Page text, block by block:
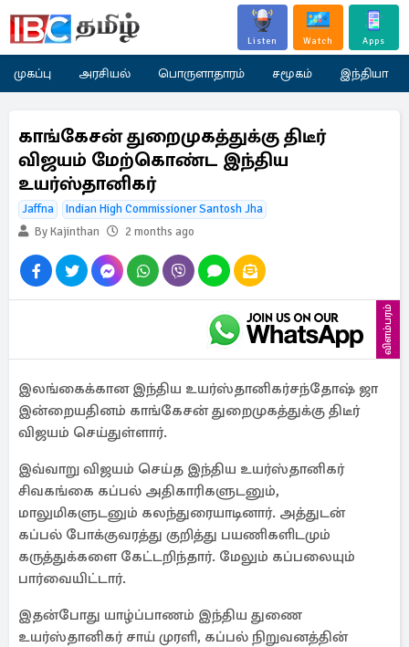
Listen Watch Apps
முகப்பு அரசியல் பொருளாதாரம் சமூகம் இந்தியா
காங்கேசன் துறைமுகத்துக்கு திடீர்
விஜயம் மேற்கொண்ட இந்திய
உயர்ஸ்தானிகர்
Jaffna
Indian High Commissioner Santosh Jha
By Kajinthan
2 months ago
விளம்பரம்
இலங்கைக்கான இந்திய உயர்ஸ்தானிகர்சந்தோஷ் ஜா
இன்றையதினம் காங்கேசன் துறைமுகத்துக்கு திடீர்
விஜயம் செய்துள்ளார்.
இவ்வாறு விஜயம் செய்த இந்திய உயர்ஸ்தானிகர்
சிவகங்கை கப்பல் அதிகாரிகளுடனும்,
மாலுமிகளுடனும் கலந்துரையாடினார். அத்துடன்
கப்பல் போக்குவரத்து குறித்து பயணிகளிடமும்
கருத்துக்களை கேட்டறிந்தார். மேலும் கப்பலையும்
பார்வையிட்டார்.
இதன்போது யாழ்ப்பாணம் இந்திய துணை
உயர்ஸ்தானிகர் சாய் முரளி, கப்பல் நிறுவனத்தின்